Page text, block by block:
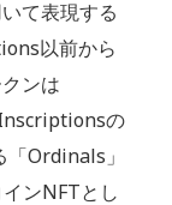
て表現する
以前から
ンは
の
Ordinals」
ンNFTとし